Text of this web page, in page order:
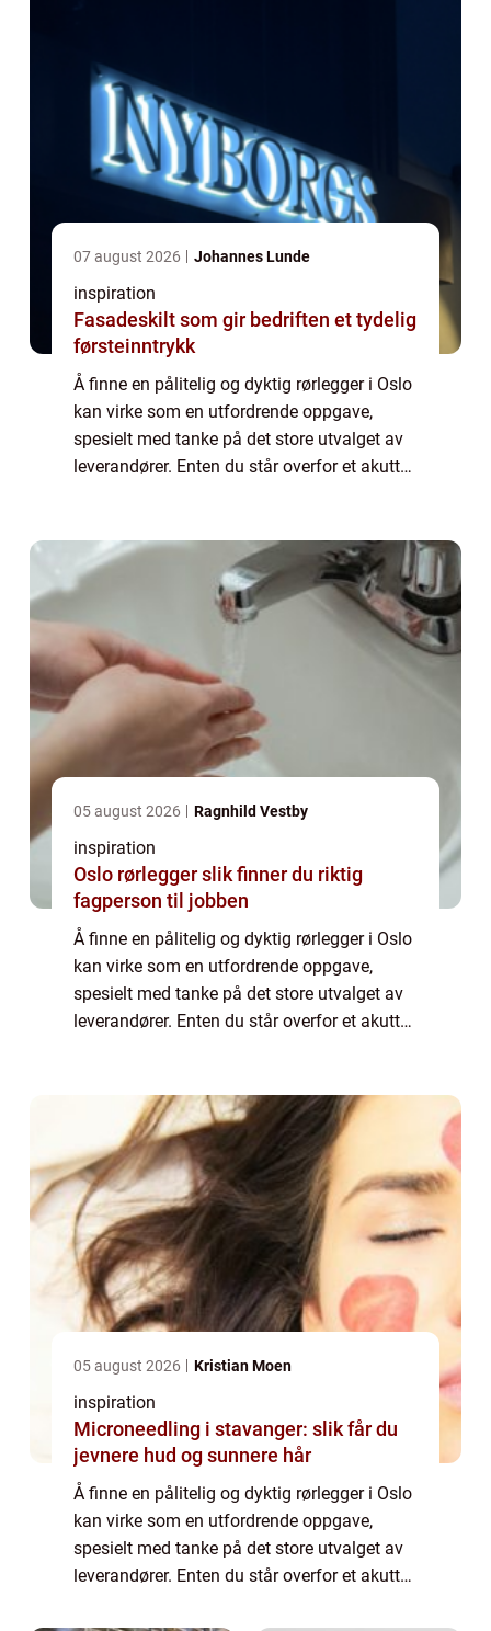
07 august 2026 Johannes Lunde
inspiration
Fasadeskilt som gir bedriften et tydelig
førsteinntrykk
Å finne en pålitelig og dyktig rørlegger i Oslo
kan virke som en utfordrende oppgave,
spesielt med tanke på det store utvalget av
leverandører. Enten du står overfor et akutt
05 august 2026 Ragnhild Vestby
inspiration
Oslo rørlegger slik finner du riktig
fagperson til jobben
Å finne en pålitelig og dyktig rørlegger i Oslo
kan virke som en utfordrende oppgave,
spesielt med tanke på det store utvalget av
leverandører. Enten du står overfor et akutt
05 august 2026 Kristian Moen
inspiration
Microneedling i stavanger: slik får du
jevnere hud og sunnere hår
Å finne en pålitelig og dyktig rørlegger i Oslo
kan virke som en utfordrende oppgave,
spesielt med tanke på det store utvalget av
leverandører. Enten du står overfor et akutt